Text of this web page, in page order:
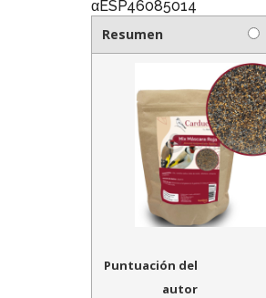
αESP46085014
Resumen
Puntuación del
autor